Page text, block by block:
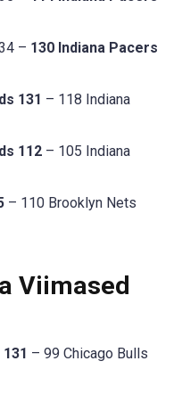
– 130 Indiana Pacers
131 – 118 Indiana
112 – 105 Indiana
– 110 Brooklyn Nets
Viimased
– 99 Chicago Bulls